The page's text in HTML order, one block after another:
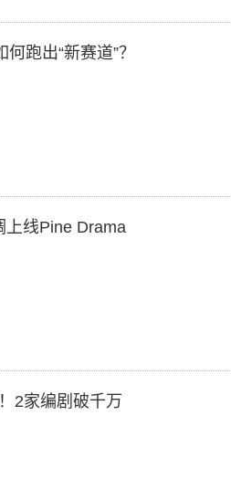
跑出“新赛道”？
上线Pine Drama
2家编剧破千万